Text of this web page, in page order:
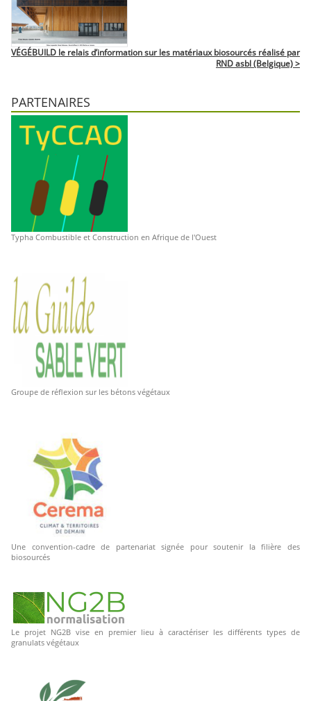
VÉGÉBUILD le relais d’information sur les matériaux biosourcés réalisé par
RND asbl (Belgique) >
PARTENAIRES
Typha Combustible et Construction en Afrique de l'Ouest
Groupe de réflexion sur les bétons végétaux
Une convention-cadre de partenariat signée pour soutenir la filière des
biosourcés
Le projet NG2B vise en premier lieu à caractériser les différents types de
granulats végétaux